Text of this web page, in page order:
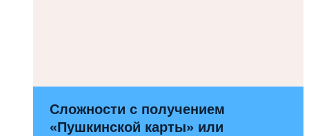
Сложности с получением
«Пушкинской карты» или